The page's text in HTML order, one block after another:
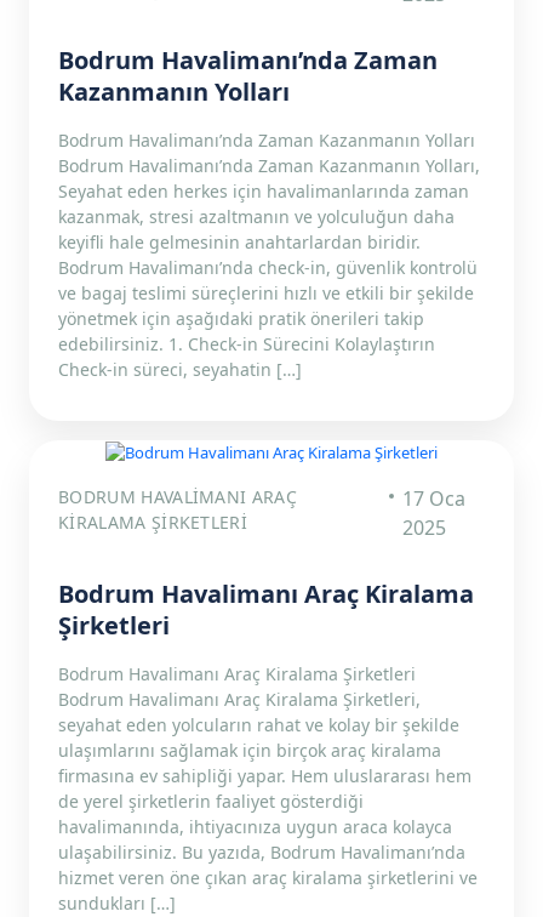
Bodrum Havalimanı’nda Zaman
Kazanmanın Yolları
Bodrum Havalimanı’nda Zaman Kazanmanın Yolları
Bodrum Havalimanı’nda Zaman Kazanmanın Yolları,
Seyahat eden herkes için havalimanlarında zaman
kazanmak, stresi azaltmanın ve yolculuğun daha
keyifli hale gelmesinin anahtarlardan biridir.
Bodrum Havalimanı’nda check-in, güvenlik kontrolü
ve bagaj teslimi süreçlerini hızlı ve etkili bir şekilde
yönetmek için aşağıdaki pratik önerileri takip
edebilirsiniz. 1. Check-in Sürecini Kolaylaştırın
Check-in süreci, seyahatin […]
BODRUM HAVALIMANI ARAÇ
KIRALAMA ŞIRKETLERI
17 Oca
2025
Bodrum Havalimanı Araç Kiralama
Şirketleri
Bodrum Havalimanı Araç Kiralama Şirketleri
Bodrum Havalimanı Araç Kiralama Şirketleri,
seyahat eden yolcuların rahat ve kolay bir şekilde
ulaşımlarını sağlamak için birçok araç kiralama
firmasına ev sahipliği yapar. Hem uluslararası hem
de yerel şirketlerin faaliyet gösterdiği
havalimanında, ihtiyacınıza uygun araca kolayca
ulaşabilirsiniz. Bu yazıda, Bodrum Havalimanı’nda
hizmet veren öne çıkan araç kiralama şirketlerini ve
sundukları […]